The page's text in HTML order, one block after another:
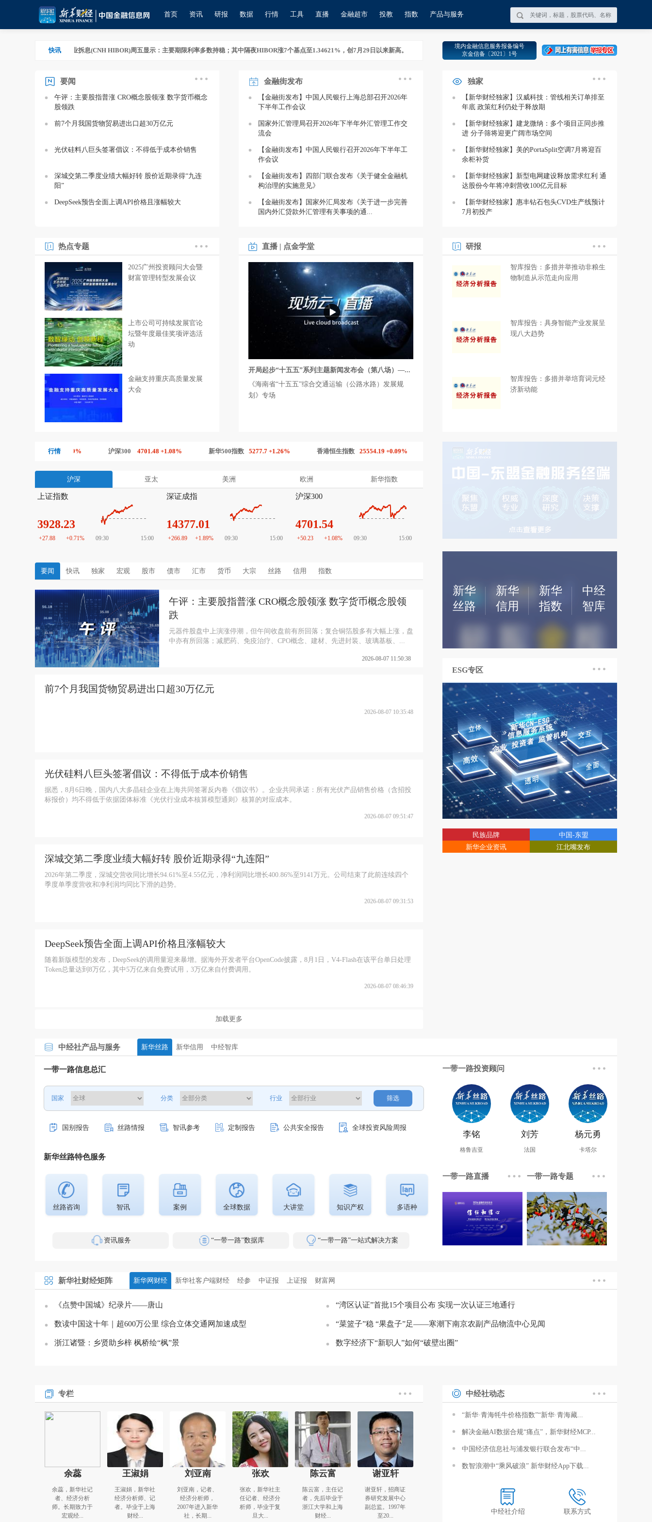
首页 资讯 研报 数据 行情 工具 直播 金融超市 投教 指数 产品与服务
快讯
币香港银行同业拆息(CNH HIBOR)周五显示：主要期限利率多数持稳；其中隔夜HIBOR涨7个基点至1.34621%，创7月29日以来新高。 金河生物午间公告，中国证监会同意公司向特定对象发行股票的注册申请。
境内金融信息服务报备编号
京金信备〔2021〕1号
要闻
午评：主要股指普涨 CRO概念股领涨 数字货币概念
股领跌
前7个月我国货物贸易进出口超30万亿元
光伏硅料八巨头签署倡议：不得低于成本价销售
深城交第二季度业绩大幅好转 股价近期录得“九连
阳”
DeepSeek预告全面上调API价格且涨幅较大
金融街发布
【金融街发布】中国人民银行上海总部召开2026年
下半年工作会议
国家外汇管理局召开2026年下半年外汇管理工作交
流会
【金融街发布】中国人民银行召开2026年下半年工
作会议
【金融街发布】四部门联合发布《关于健全金融机
构治理的实施意见》
【金融街发布】国家外汇局发布《关于进一步完善
国内外汇贷款外汇管理有关事项的通...
独家
【新华财经独家】汉威科技：管线相关订单排至
年底 政策红利仍处于释放期
【新华财经独家】建龙微纳：多个项目正同步推
进 分子筛将迎更广阔市场空间
【新华财经独家】美的PortaSplit空调7月将迎百
余柜补货
【新华财经独家】新型电网建设释放需求红利 通
达股份今年将冲刺营收100亿元目标
【新华财经独家】惠丰钻石包头CVD生产线预计
7月初投产
热点专题
2025广州投资顾问大会暨
财富管理转型发展会议
上市公司可持续发展官论
坛暨年度最佳奖项评选活
动
金融支持重庆高质量发展
大会
直播 | 点金学堂
开局起步“十五五”系列主题新闻发布会（第八场）—...
《海南省“十五五”综合交通运输（公路水路）发展规
划》专场
研报
智库报告：多措并举推动非粮生
物制造从示范走向应用
智库报告：具身智能产业发展呈
现八大趋势
智库报告：多措并举培育词元经
济新动能
行情
14377.03 +1.89% 4701.48 +1.08% 新华500指数 5277.7 +1.26% 香港恒生指数 25554.19 +0.09% 44225.91 -0.38%
沪深 亚太 美洲 欧洲 新华指数
上证指数
3928.68
+28.33 +0.73% 09:30 15:00
深证成指
14376.81
+266.69 +1.89% 09:30 15:00
沪深300
4701.54
+50.23 +1.08% 09:30 15:00
要闻 快讯 独家 宏观 股市 债市 汇市 货币 大宗 丝路 信用 指数
午评：主要股指普涨 CRO概念股领涨 数字货币概念股领
跌
元器件股盘中上演涨停潮，但午间收盘前有所回落；复合铜箔股多有大幅上涨，盘
中亦有所回落；减肥药、免疫治疗、CPO概念、建材、先进封装、玻璃基板、...
2026-08-07 11:50:38
前7个月我国货物贸易进出口超30万亿元
2026-08-07 10:35:48
光伏硅料八巨头签署倡议：不得低于成本价销售
据悉，8月6日晚，国内八大多晶硅企业在上海共同签署反内卷《倡议书》。企业共同承诺：所有光伏产品销售价格（含招投
标报价）均不得低于依据团体标准《光伏行业成本核算模型通则》核算的对应成本。
2026-08-07 09:51:47
深城交第二季度业绩大幅好转 股价近期录得“九连阳”
2026年第二季度，深城交营收同比增长94.61%至4.55亿元，净利润同比增长400.86%至9141万元。公司结束了此前连续四个
季度单季度营收和净利润均同比下滑的趋势。
2026-08-07 09:31:53
DeepSeek预告全面上调API价格且涨幅较大
随着新版模型的发布，DeepSeek的调用量迎来暴增。据海外开发者平台OpenCode披露，8月1日，V4-Flash在该平台单日处理
Token总量达到8万亿，其中5万亿来自免费试用，3万亿来自付费调用。
2026-08-07 08:46:39
加载更多
新华
丝路
新华
信用
新华
指数
中经
智库
ESG专区
民族品牌
中国-东盟
新华企业资讯
江北嘴发布
中经社产品与服务 新华丝路 新华信用 中经智库
一带一路信息总汇
国家 分类 行业 筛选
国别报告 丝路情报 智讯参考 定制报告 公共安全报告 全球投资风险周报
新华丝路特色服务
丝路咨询 智讯 案例 全球数据 大讲堂 知识产权 多语种
资讯服务 “一带一路”数据库 “一带一路”一站式解决方案
一带一路投资顾问
李铭
格鲁吉亚
刘芳
法国
杨元勇
卡塔尔
一带一路直播 一带一路专题
新华社财经矩阵 新华网财经 新华社客户端财经 经参 中证报 上证报 财富网
《点赞中国城》纪录片——唐山 “湾区认证”首批15个项目公布 实现一次认证三地通行
数读中国这十年｜超600万公里 综合立体交通网加速成型 “菜篮子”稳 “果盘子”足——寒潮下南京农副产品物流中心见闻
浙江诸暨：乡贤助乡梓 枫桥绘“枫”景 数字经济下“新职人”如何“破壁出圈”
专栏
余蕊
余蕊，新华社记
者、经济分析
师。长期致力于
宏观经...
王淑娟
王淑娟，新华社
经济分析师、记
者。毕业于上海
财经...
刘亚南
刘亚南，记者、
经济分析师，
2007年进入新华
社，长期...
张欢
张欢，新华社主
任记者、经济分
析师，毕业于复
旦大...
陈云富
陈云富，主任记
者，先后毕业于
浙江大学和上海
财经...
谢亚轩
谢亚轩，招商证
券研究发展中心
副总监。1997年
至20...
中经社动态
“新华·青海牦牛价格指数”“新华·青海藏...
解决金融AI数据合规“痛点”，新华财经MCP...
中国经济信息社与浦发银行联合发布“中...
数智浪潮中“乘风破浪” 新华财经App下载...
中经社介绍 联系方式